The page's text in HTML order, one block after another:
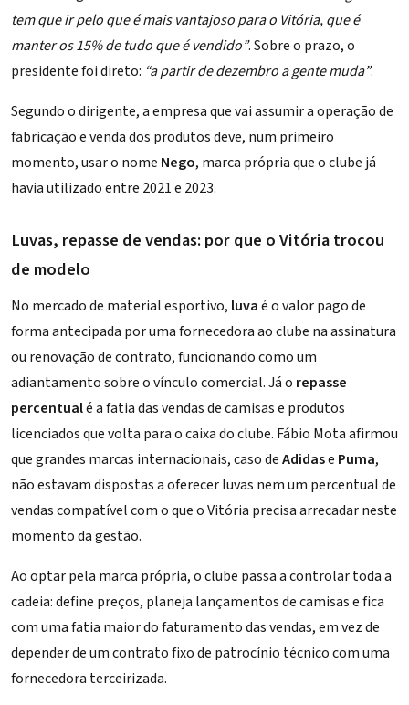
tem que ir pelo que é mais vantajoso para o Vitória, que é
manter os 15% de tudo que é vendido”. Sobre o prazo, o
presidente foi direto: “a partir de dezembro a gente muda”.
Segundo o dirigente, a empresa que vai assumir a operação de
fabricação e venda dos produtos deve, num primeiro
momento, usar o nome Nego, marca própria que o clube já
havia utilizado entre 2021 e 2023.
Luvas, repasse de vendas: por que o Vitória trocou
de modelo
No mercado de material esportivo, luvaé o valor pago de
forma antecipada por uma fornecedora ao clube na assinatura
ou renovação de contrato, funcionando como um
adiantamento sobre o vínculo comercial. Já o repasse
percentualé a fatia das vendas de camisas e produtos
licenciados que volta para o caixa do clube. Fábio Mota afirmou
que grandes marcas internacionais, caso deAdidase Puma,
não estavam dispostas a oferecer luvas nem um percentual de
vendas compatível com o que o Vitória precisa arrecadar neste
momento da gestão.
Ao optar pela marca própria, o clube passa a controlar toda a
cadeia: define preços, planeja lançamentos de camisas e fica
com uma fatia maior do faturamento das vendas, em vez de
depender de um contrato fixo de patrocínio técnico com uma
fornecedora terceirizada.